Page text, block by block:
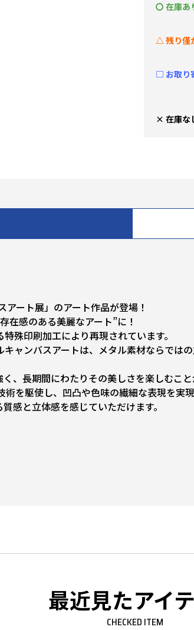
〇 在庫あ
△ 残り僅
□ お取り
× 在庫な
ート展」のアート作品が登場！
在感のある美麗なアート”に！
殊印刷加工により再現されています。
ャンバスアートは、メタル素材ならでは
、長期間にわたりその美しさを楽しむこと
を駆使し、凹凸や色味の繊細な表現を実現
感と立体感を感じていただけます。
最近見たアイ
CHECKED ITEM